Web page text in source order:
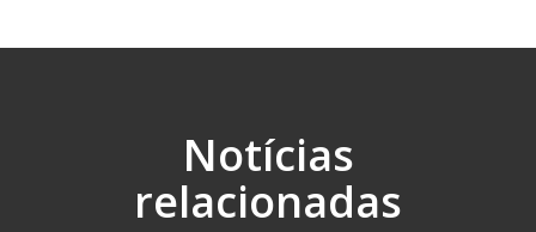
Notícias
relacionadas